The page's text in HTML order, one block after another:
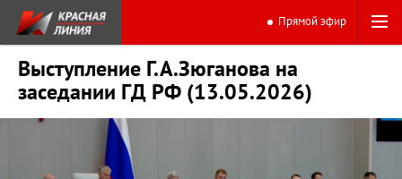
Прямой эфир
Выступление Г.А.Зюганова на
заседании ГД РФ (13.05.2026)